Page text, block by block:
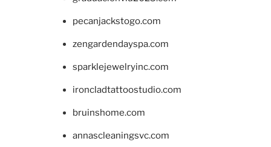
pecanjackstogo.com
zengardendayspa.com
sparklejewelryinc.com
ironcladtattoostudio.com
bruinshome.com
annascleaningsvc.com